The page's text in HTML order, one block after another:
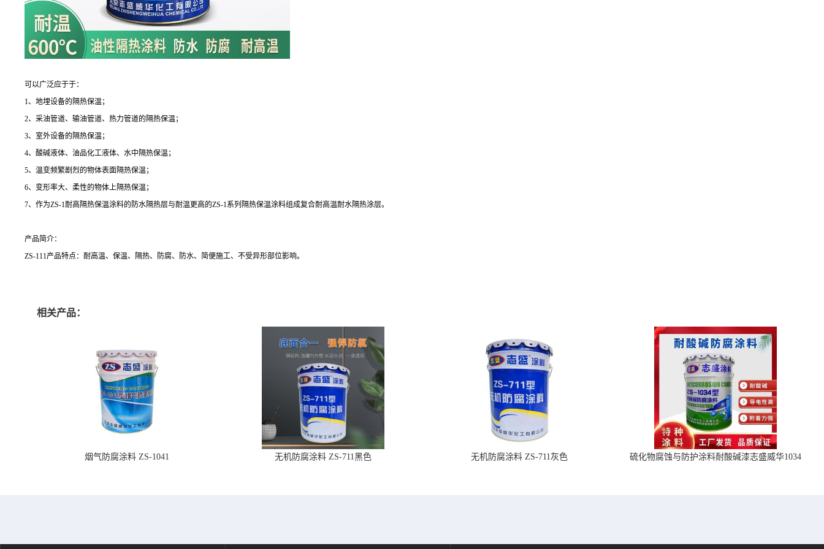
可以广泛应于于：
1、地埋设备的隔热保温；
2、采油管道、输油管道、热力管道的隔热保温；
3、室外设备的隔热保温；
4、酸碱液体、油品化工液体、水中隔热保温；
5、温变频繁剧烈的物体表面隔热保温；
6、变形率大、柔性的物体上隔热保温；
7、作为ZS-1耐高隔热保温涂料的防水隔热层与耐温更高的ZS-1系列隔热保温涂料组成复合耐高温耐水隔热涂层。
产品简介：
ZS-111产品特点：耐高温、保温、隔热、防腐、防水、简便施工、不受异形部位影响。
相关产品：
烟气防腐涂料 ZS-1041 无机防腐涂料 ZS-711黑色 无机防腐涂料 ZS-711灰色 硫化物腐蚀与防护涂料耐酸碱漆志盛威华1034